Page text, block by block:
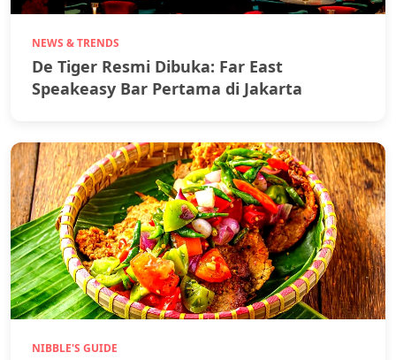
NEWS & TRENDS
De Tiger Resmi Dibuka: Far East
Speakeasy Bar Pertama di Jakarta
NIBBLE'S GUIDE